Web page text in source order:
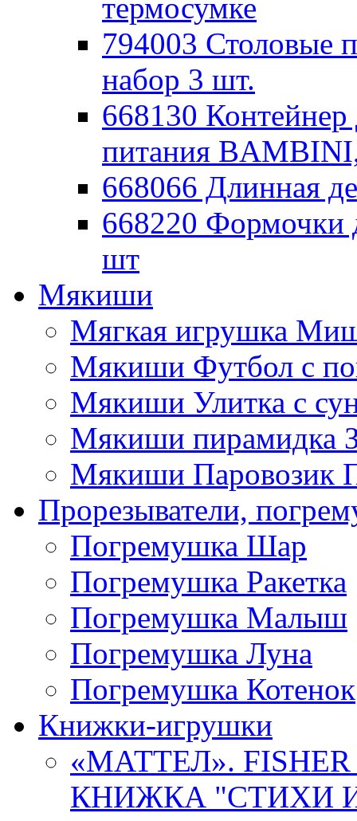
термосумке
794003 Столовые
набор 3 шт.
668130 Контейнер
питания
668066 Длинная
668220 Формочки
шт
Мякиши
Мягкая игрушка
Мякиши Футбол с
Мякиши Улитка с
Мякиши пирамидка
Мякиши Паровозик
Прорезыватели,
Погремушка Шар
Погремушка Ракетка
Погремушка Малыш
Погремушка Луна
Погремушка Котенок
Книжки-игрушки
«МАТТЕЛ».
КНИЖКА "СТИХИ И